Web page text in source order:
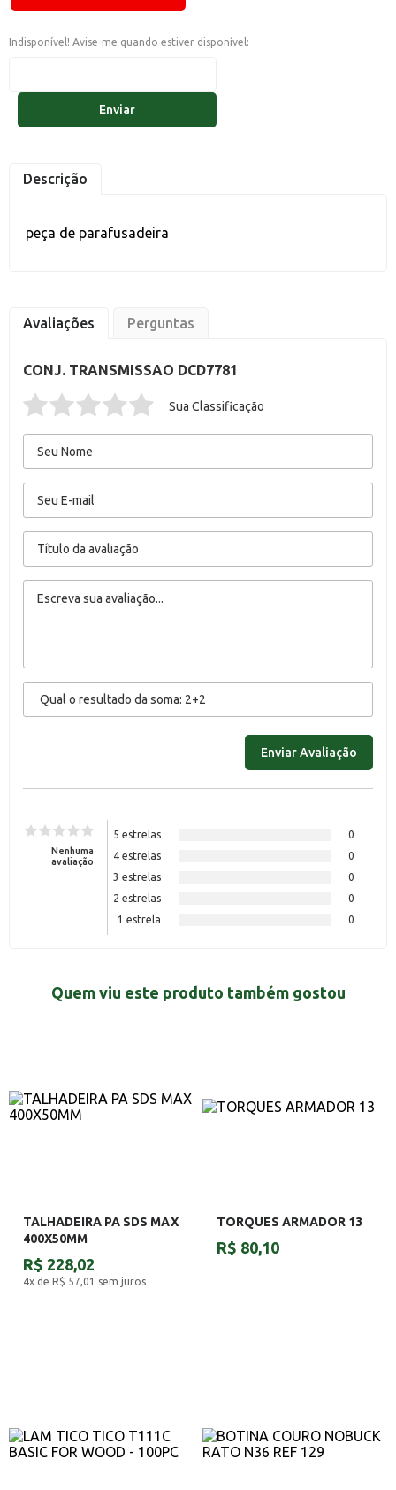
Indisponível! Avise-me quando estiver disponível:
Enviar
Descrição
peça de parafusadeira
Avaliações Perguntas
CONJ. TRANSMISSAO DCD7781
Sua Classificação
Nenhuma
avaliação
5 estrelas
0
4 estrelas
0
3 estrelas
0
2 estrelas
0
1 estrela
0
Quem viu este produto também gostou
TALHADEIRA PA SDS MAX
400X50MM
R$ 228,02
4x de R$ 57,01 sem juros
TORQUES ARMADOR 13
R$ 80,10